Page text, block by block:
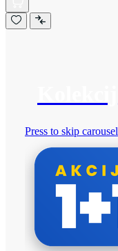
Press to skip carousel